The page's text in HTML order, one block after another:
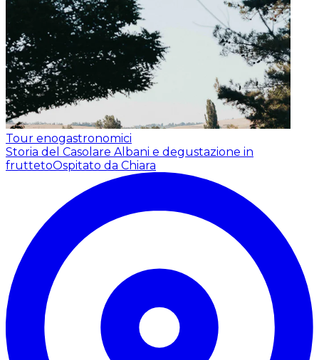
Tour enogastronomici
Storia del Casolare Albani e degustazione in
fruttetoOspitato da Chiara